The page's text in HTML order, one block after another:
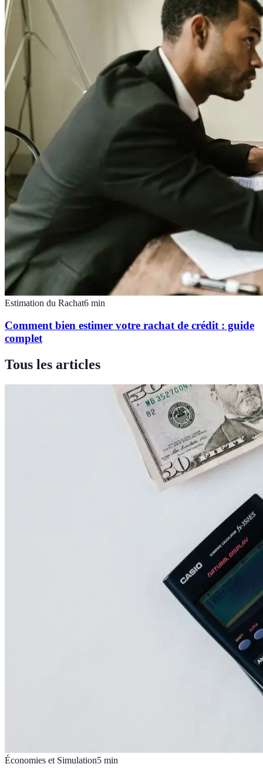
Estimation du Rachat6 min
Comment bien estimer votre rachat de crédit : guide
complet
Tous les articles
Économies et Simulation5 min